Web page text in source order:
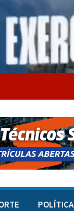
POLÍTICA